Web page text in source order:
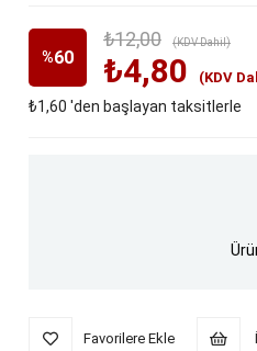
%60
İndirim
₺12,00 (KDV Dahil)
₺4,80 (KDV
₺1,60 'den başlayan taksitlerle
Favorilere Ekle